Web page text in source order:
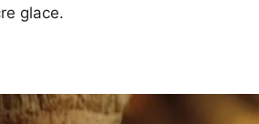
glace.